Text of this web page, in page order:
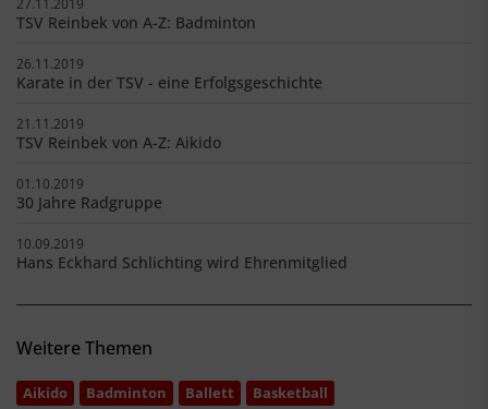
27.11.2019
TSV Reinbek von A-Z: Badminton
26.11.2019
Karate in der TSV - eine Erfolgsgeschichte
21.11.2019
TSV Reinbek von A-Z: Aikido
01.10.2019
30 Jahre Radgruppe
10.09.2019
Hans Eckhard Schlichting wird Ehrenmitglied
Weitere Themen
Aikido Badminton Ballett
Basketball